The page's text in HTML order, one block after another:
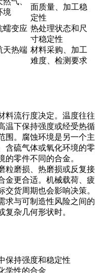
境
面质量、加工稳
定性
蠕变应 热处理状态和尺
寸稳定性
天热端 材料采购、加工
难度、检测要求
料流行度决定。温度往往
温下保持强度或经受热循
围。腐蚀环境是另一个主
含硫气体或氧化环境的零
零件不同的合金。
粒磨损、热磨损或反复接
金更合适。机械载荷、疲
货周期也会影响决策。
求与可制造性风险之间的
杂几何形状时。
保持强度和稳定性
学性的合金